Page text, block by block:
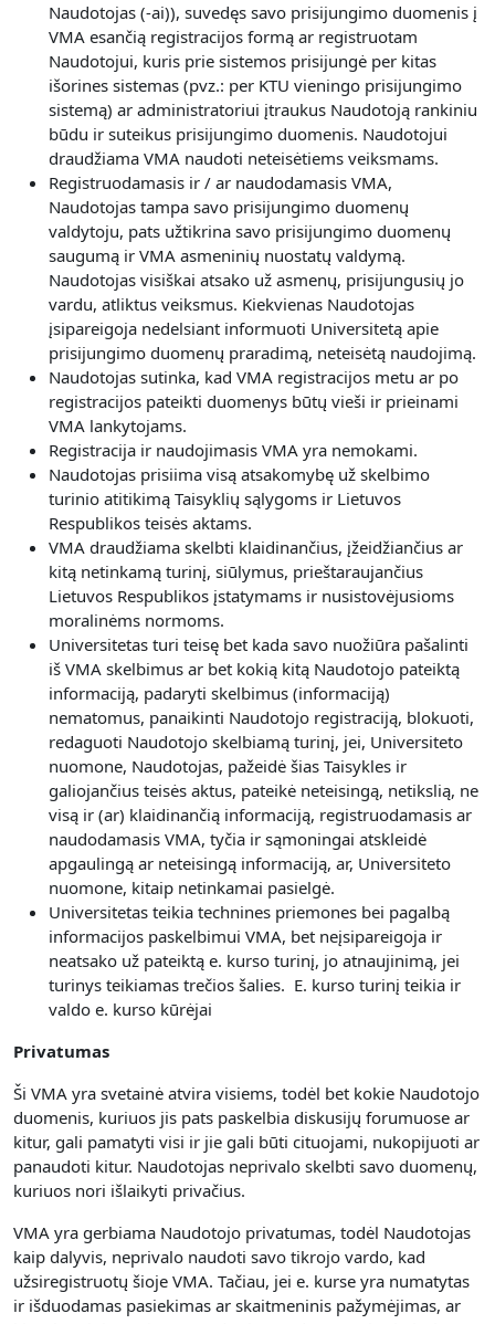
Naudotojas (-ai)), suvedęs savo prisijungimo duomenis į
VMA esančią registracijos formą ar registruotam
Naudotojui, kuris prie sistemos prisijungė per kitas
išorines sistemas (pvz.: per KTU vieningo prisijungimo
sistemą) ar administratoriui įtraukus Naudotoją rankiniu
būdu ir suteikus prisijungimo duomenis. Naudotojui
draudžiama VMA naudoti neteisėtiems veiksmams.
Registruodamasis ir / ar naudodamasis VMA,
Naudotojas tampa savo prisijungimo duomenų
valdytoju, pats užtikrina savo prisijungimo duomenų
saugumą ir VMA asmeninių nuostatų valdymą.
Naudotojas visiškai atsako už asmenų, prisijungusių jo
vardu, atliktus veiksmus. Kiekvienas Naudotojas
įsipareigoja nedelsiant informuoti Universitetą apie
prisijungimo duomenų praradimą, neteisėtą naudojimą.
Naudotojas sutinka, kad VMA registracijos metu ar po
registracijos pateikti duomenys būtų vieši ir prieinami
VMA lankytojams.
Registracija ir naudojimasis VMA yra nemokami.
Naudotojas prisiima visą atsakomybę už skelbimo
turinio atitikimą Taisyklių sąlygoms ir Lietuvos
Respublikos teisės aktams.
VMA draudžiama skelbti klaidinančius, įžeidžiančius ar
kitą netinkamą turinį, siūlymus, prieštaraujančius
Lietuvos Respublikos įstatymams ir nusistovėjusioms
moralinėms normoms.
Universitetas turi teisę bet kada savo nuožiūra pašalinti
iš VMA skelbimus ar bet kokią kitą Naudotojo pateiktą
informaciją, padaryti skelbimus (informaciją)
nematomus, panaikinti Naudotojo registraciją, blokuoti,
redaguoti Naudotojo skelbiamą turinį, jei, Universiteto
nuomone, Naudotojas, pažeidė šias Taisykles ir
galiojančius teisės aktus, pateikė neteisingą, netikslią, ne
visą ir (ar) klaidinančią informaciją, registruodamasis ar
naudodamasis VMA, tyčia ir sąmoningai atskleidė
apgaulingą ar neteisingą informaciją, ar, Universiteto
nuomone, kitaip netinkamai pasielgė.
Universitetas teikia technines priemones bei pagalbą
informacijos paskelbimui VMA, bet neįsipareigoja ir
neatsako už pateiktą e. kurso turinį, jo atnaujinimą, jei
turinys teikiamas trečios šalies. E. kurso turinį teikia ir
valdo e. kurso kūrėjai
Privatumas
Ši VMA yra svetainė atvira visiems, todėl bet kokie Naudotojo
duomenis, kuriuos jis pats paskelbia diskusijų forumuose ar
kitur, gali pamatyti visi ir jie gali būti cituojami, nukopijuoti ar
panaudoti kitur. Naudotojas neprivalo skelbti savo duomenų,
kuriuos nori išlaikyti privačius.
VMA yra gerbiama Naudotojo privatumas, todėl Naudotojas
kaip dalyvis, neprivalo naudoti savo tikrojo vardo, kad
užsiregistruotų šioje VMA. Tačiau, jei e. kurse yra numatytas
ir išduodamas pasiekimas ar skaitmeninis pažymėjimas, ar